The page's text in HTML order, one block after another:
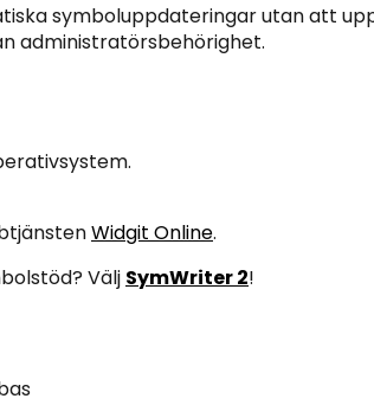
symboluppdateringar utan att
administratörsbehörighet.
Widgit Online.
Välj SymWriter 2!